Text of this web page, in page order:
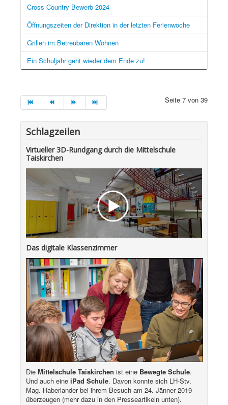
Cross Country Bewerb 2024
Öffnungszeiten der Direktion in der letzten Ferienwoche
Grillen im Betreubaren Wohnen
Ein Schuljahr geht wieder dem Ende zu!
Seite 7 von 39
Schlagzeilen
Virtueller 3D-Rundgang durch die Mittelschule
Taiskirchen
Das digitale Klassenzimmer
Die Mittelschule Taiskirchen ist eine Bewegte Schule.
Und auch eine iPad Schule. Davon konnte sich LH-Stv.
Mag. Haberlander bei ihrem Besuch am 24. Jänner 2019
überzeugen (mehr dazu in den Presseartikeln unten).